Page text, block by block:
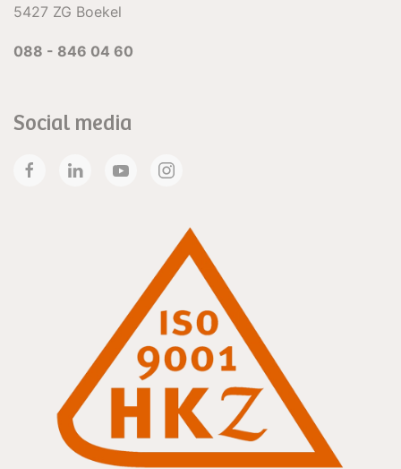
5427 ZG Boekel
088 - 846 04 60
Social media